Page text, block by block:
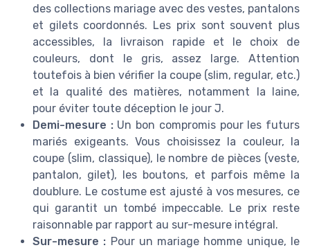
des collections mariage avec des vestes, pantalons
et gilets coordonnés. Les prix sont souvent plus
accessibles, la livraison rapide et le choix de
couleurs, dont le gris, assez large. Attention
toutefois à bien vérifier la coupe (slim, regular, etc.)
et la qualité des matières, notamment la laine,
pour éviter toute déception le jour J.
Demi-mesure :Un bon compromis pour les futurs
mariés exigeants. Vous choisissez la couleur, la
coupe (slim, classique), le nombre de pièces (veste,
pantalon, gilet), les boutons, et parfois même la
doublure. Le costume est ajusté à vos mesures, ce
qui garantit un tombé impeccable. Le prix reste
raisonnable par rapport au sur-mesure intégral.
Sur-mesure : Pour un mariage homme unique, le